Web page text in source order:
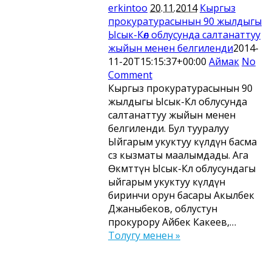
erkintoo 20.11.2014 Кыргыз
прокуратурасынын 90 жылдыгы
Ысык-Көл облусунда салтанаттуу
жыйын менен белгиленди2014-
11-20T15:15:37+00:00 Аймак No
Comment
Кыргыз прокуратурасынын 90
жылдыгы Ысык-Көл облусунда
салтанаттуу жыйын менен
белгиленди. Бул тууралуу
Ыйгарым укуктуу өкүлдүн басма
сөз кызматы маалымдады. Ага
Өкмөттүн Ысык-Көл облусундагы
ыйгарым укуктуу өкүлдүн
биринчи орун басары Акылбек
Джаныбеков, облустун
прокурору Айбек Какеев,…
Толугу менен »